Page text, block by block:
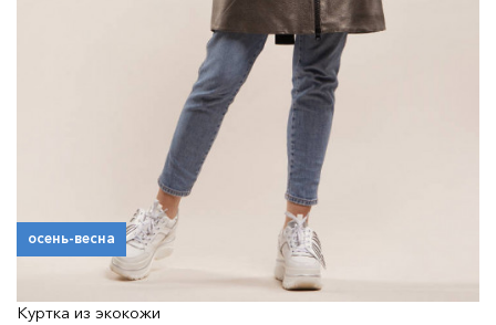
осень-весна
Куртка из экокожи